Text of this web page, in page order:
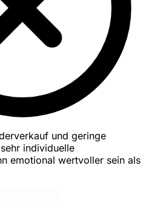
und geringe
individuelle
emotional wertvoller sein als